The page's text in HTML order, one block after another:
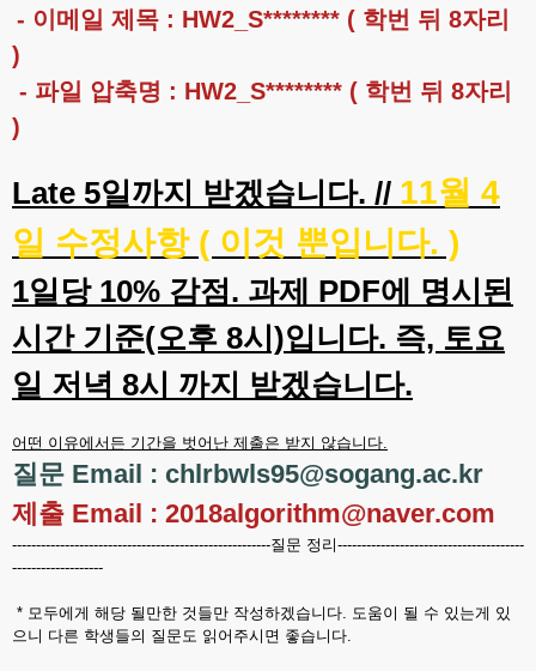
- 이메일 제목 : HW2_S******** ( 학번 뒤 8자리
)
- 파일 압축명 : HW2_S******** ( 학번 뒤 8자리
)
Late 5일까지 받겠습니다. // 11월 4
일 수정사항 ( 이것 뿐입니다. )
1일당 10% 감점. 과제 PDF에 명시된
시간 기준(오후 8시)입니다. 즉, 토요
일 저녁 8시 까지 받겠습니다.
어떤 이유에서든 기간을 벗어난 제출은 받지 않습니다.
질문 Email : chlrbwls95@sogang.ac.kr
제출 Email : 2018algorithm@naver.com
------------------------------------------------------질문 정리---------------------------------------
-------------------
* 모두에게 해당 될만한 것들만 작성하겠습니다. 도움이 될 수 있는게 있
으니 다른 학생들의 질문도 읽어주시면 좋습니다.